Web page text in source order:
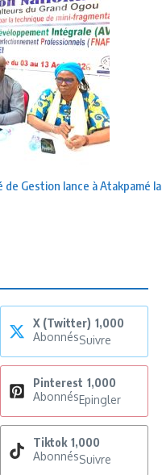
de Gestion lance à Atakpamé la
X (Twitter) 1,000
AbonnésSuivre
Pinterest 1,000
AbonnésEpingler
Tiktok 1,000
AbonnésSuivre